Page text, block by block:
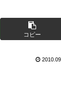
コピー